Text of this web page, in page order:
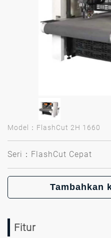
Model：FlashCut 2H 1660
Seri：FlashCut Cepat
Tambahkan
Fitur